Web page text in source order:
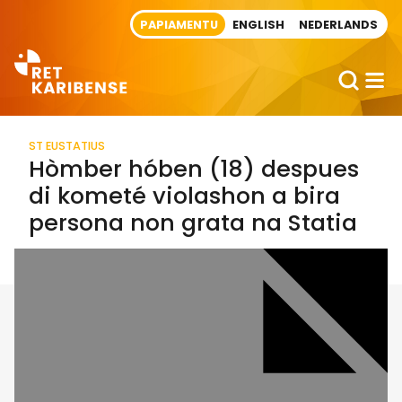
PAPIAMENTU ENGLISH NEDERLANDS
ST EUSTATIUS
Hòmber hóben (18) despues
di kometé violashon a bira
persona non grata na Statia